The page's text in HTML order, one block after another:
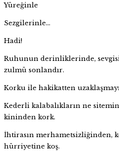
Yüreğinle
Sezgilerinle…
Hadi!
Ruhunun derinliklerinde,
zulmü sonlandır.
Korku ile hakikatten
Kederli kalabalıkların ne
kininden kork.
İhtirasın merhametsizliğinden,
hürriyetine koş.